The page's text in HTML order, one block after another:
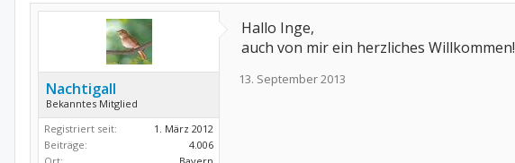
Nachtigall
Bekanntes Mitglied
Registriert seit:
1. März 2012
Beiträge:
4.006
Hallo Inge,
auch von mir ein herzliches Willkommen!
13. September 2013